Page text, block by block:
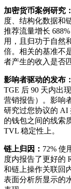
加密货币案例研究：
度、结构化数据和
推荐流量增长
用，且归功于自然
倍。相关的基准不
者产生的收入是否
影响者驱动的发布：
TGE 后 90 天内出
营销报告）。影响
研究过您协议的 AI
的钱包之间的线索
TVL 稳定性上。
链上归因： 72% 使
度内报告了更好的
和链上操作关联回
表面分析所显示的